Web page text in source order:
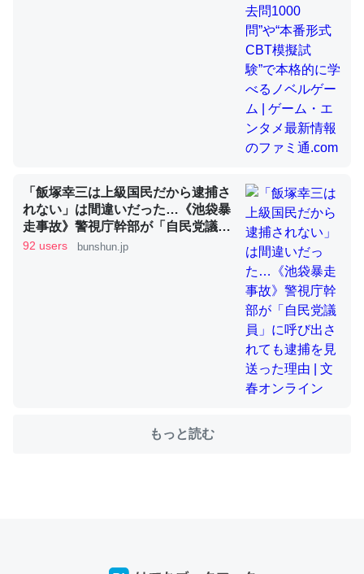
ウチもEchoを実家に置いて４年。でたまに覗いてる。ぼ
ちぼちRingも置こうかと画策中。あと、Googleマップで
位置情報を共有してる。電池残量や充電中かが分かるので
ちょうど同じ理由でEcho Show 8を設定中でした。Prime
とかSpotifyを支払う孝行もできる。一生で親と会える残
り時間を日数にすると1週間とかの人が多いそうだけど、
それを実質100倍以上に伸ばす効果があるはず……
─たまにLINEするくらいだった遠方の父67歳と僕。ITツール導入で
コミュニケーションが劇的に変化した｜tayorini by LIFULL介護
「飯塚幸三は上級国民だから逮捕さ
れない」は間違いだった…《池袋暴
走事故》警視庁幹部が「自民党議
員」に呼び出されても逮捕を見送っ
92 users bunshun.jp
もっと読む